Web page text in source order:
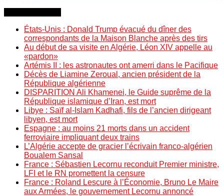
États-Unis : Donald Trump évacué du dîner des
correspondants de la Maison Blanche après des tirs
Au début de sa visite en Algérie, Léon XIV appelle au
«pardon»
Artémis II : les astronautes ont amerri dans le Pacifique
Décès de Liamine Zeroual, ancien président de la
République algérienne
DISPARITION Ali Khamenei, le Guide suprême de la
République islamique d’Iran, est mort
Libye : Saïf al-Islam Kadhafi, fils de l’ancien dirigeant
libyen, est mort
Espagne : au moins 21 morts dans un accident
ferroviaire impliquant deux trains
L’Algérie accepte de gracier l’écrivain franco-algérien
Boualem Sansal
France : Sébastien Lecornu reconduit Premier ministre,
LFI et le RN promettent la censure
France : Roland Lescure à l’Économie, Bruno Le Maire
aux Armées, le gouvernement Lecornu annoncé